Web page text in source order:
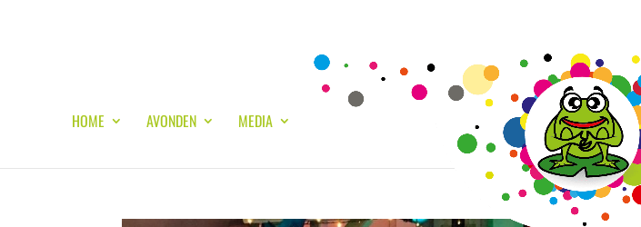
HOME AVONDEN MEDIA